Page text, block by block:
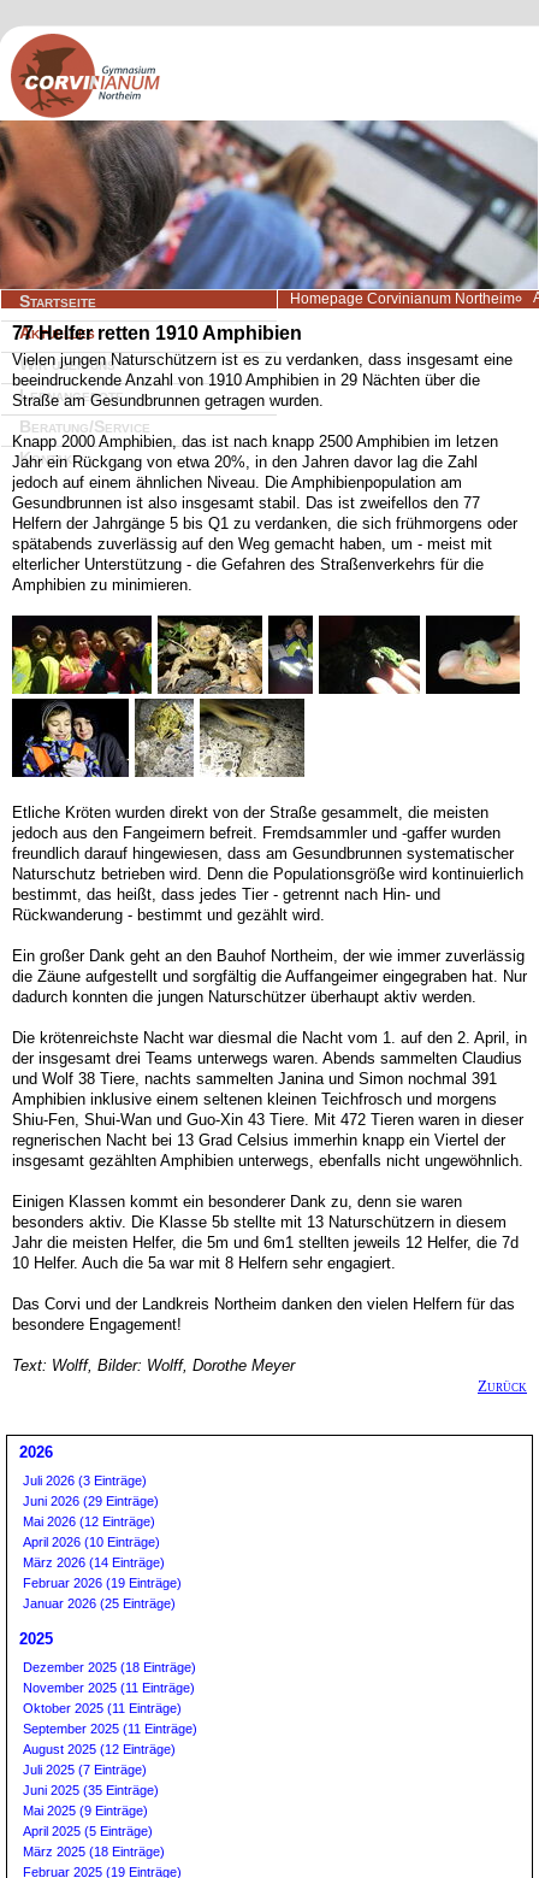
Navigation
überspringen
Startseite
Aktuelles
Wir über uns
Lernangebote
Beratung/Service
Kontakt
Homepage Corvinianum Northeim
77 Helfer retten 1910 Amphibien
Vielen jungen Naturschützern ist es zu verdanken, dass insgesamt eine
beeindruckende Anzahl von 1910 Amphibien in 29 Nächten über die
Straße am Gesundbrunnen getragen wurden.
Knapp 2000 Amphibien, das ist nach knapp 2500 Amphibien im letzen
Jahr ein Rückgang von etwa 20%, in den Jahren davor lag die Zahl
jedoch auf einem ähnlichen Niveau. Die Amphibienpopulation am
Gesundbrunnen ist also insgesamt stabil. Das ist zweifellos den 77
Helfern der Jahrgänge 5 bis Q1 zu verdanken, die sich frühmorgens oder
spätabends zuverlässig auf den Weg gemacht haben, um - meist mit
elterlicher Unterstützung - die Gefahren des Straßenverkehrs für die
Amphibien zu minimieren.
Etliche Kröten wurden direkt von der Straße gesammelt, die meisten
jedoch aus den Fangeimern befreit. Fremdsammler und -gaffer wurden
freundlich darauf hingewiesen, dass am Gesundbrunnen systematischer
Naturschutz betrieben wird. Denn die Populationsgröße wird kontinuierlich
bestimmt, das heißt, dass jedes Tier - getrennt nach Hin- und
Rückwanderung - bestimmt und gezählt wird.
Ein großer Dank geht an den Bauhof Northeim, der wie immer zuverlässig
die Zäune aufgestellt und sorgfältig die Auffangeimer eingegraben hat. Nur
dadurch konnten die jungen Naturschützer überhaupt aktiv werden.
Die krötenreichste Nacht war diesmal die Nacht vom 1. auf den 2. April, in
der insgesamt drei Teams unterwegs waren. Abends sammelten Claudius
und Wolf 38 Tiere, nachts sammelten Janina und Simon nochmal 391
Amphibien inklusive einem seltenen kleinen Teichfrosch und morgens
Shiu-Fen, Shui-Wan und Guo-Xin 43 Tiere. Mit 472 Tieren waren in dieser
regnerischen Nacht bei 13 Grad Celsius immerhin knapp ein Viertel der
insgesamt gezählten Amphibien unterwegs, ebenfalls nicht ungewöhnlich.
Einigen Klassen kommt ein besonderer Dank zu, denn sie waren
besonders aktiv. Die Klasse 5b stellte mit 13 Naturschützern in diesem
Jahr die meisten Helfer, die 5m und 6m1 stellten jeweils 12 Helfer, die 7d
10 Helfer. Auch die 5a war mit 8 Helfern sehr engagiert.
Das Corvi und der Landkreis Northeim danken den vielen Helfern für das
besondere Engagement!
Text: Wolff, Bilder: Wolff, Dorothe Meyer
Zurück
2026
Juli 2026 (3 Einträge)
Juni 2026 (29 Einträge)
Mai 2026 (12 Einträge)
April 2026 (10 Einträge)
März 2026 (14 Einträge)
Februar 2026 (19 Einträge)
Januar 2026 (25 Einträge)
2025
Dezember 2025 (18 Einträge)
November 2025 (11 Einträge)
Oktober 2025 (11 Einträge)
September 2025 (11 Einträge)
August 2025 (12 Einträge)
Juli 2025 (7 Einträge)
Juni 2025 (35 Einträge)
Mai 2025 (9 Einträge)
April 2025 (5 Einträge)
März 2025 (18 Einträge)
Februar 2025 (19 Einträge)